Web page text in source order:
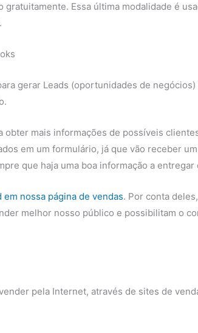
Essa última modalidade é
gerar Leads (oportunidades de negócios)
obter mais informações de possíveis
em um formulário, já que vão receber
que haja uma boa informação a entregar
nossa página de vendas. Por conta deles,
melhor nosso público e possibilitam o
pela Internet, através de sites de